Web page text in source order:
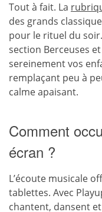
Tout à fait. La
des grands
pour le rituel du
section Berceuses
sereinement vos
remplaçant peu à
calme apaisant.
Comment
écran ?
L’écoute musicale
tablettes. Avec
chantent, dansent